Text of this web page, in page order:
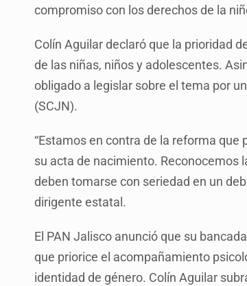
compromiso con los derechos de la
Colín Aguilar declaró que la prioridad
de las niñas, niños y adolescentes.
obligado a legislar sobre el tema por
(SCJN).
“Estamos en contra de la reforma
su acta de nacimiento. Reconocemos
deben tomarse con seriedad en un
dirigente estatal.
El PAN Jalisco anunció que su
que priorice el acompañamiento
identidad de género. Colín Aguilar